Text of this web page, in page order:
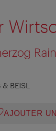
BEISL
AJOUTER